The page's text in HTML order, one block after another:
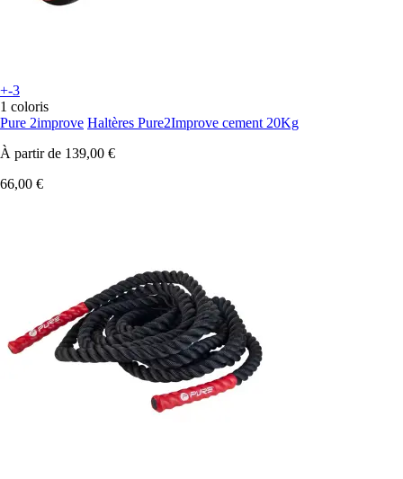
+-3
1 coloris
Pure 2improve Haltères Pure2Improve cement 20Kg
À partir de 139,00 €
66,00 €